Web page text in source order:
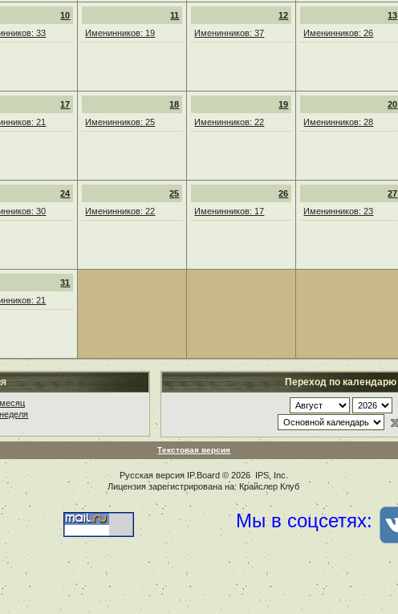
10
33
11
Именинников: 19
12
Именинников: 37
13
Именинников: 26
17
21
18
Именинников: 25
19
Именинников: 22
20
Именинников: 28
24
30
25
Именинников: 22
26
Именинников: 17
27
Именинников: 23
31
21
Переход по календарю
Текстовая версия
Русская версия IP.Board© 2026 IPS, Inc
Лицензия зарегистрирована на: Крайслер Клуб
Мы в соцсетях: